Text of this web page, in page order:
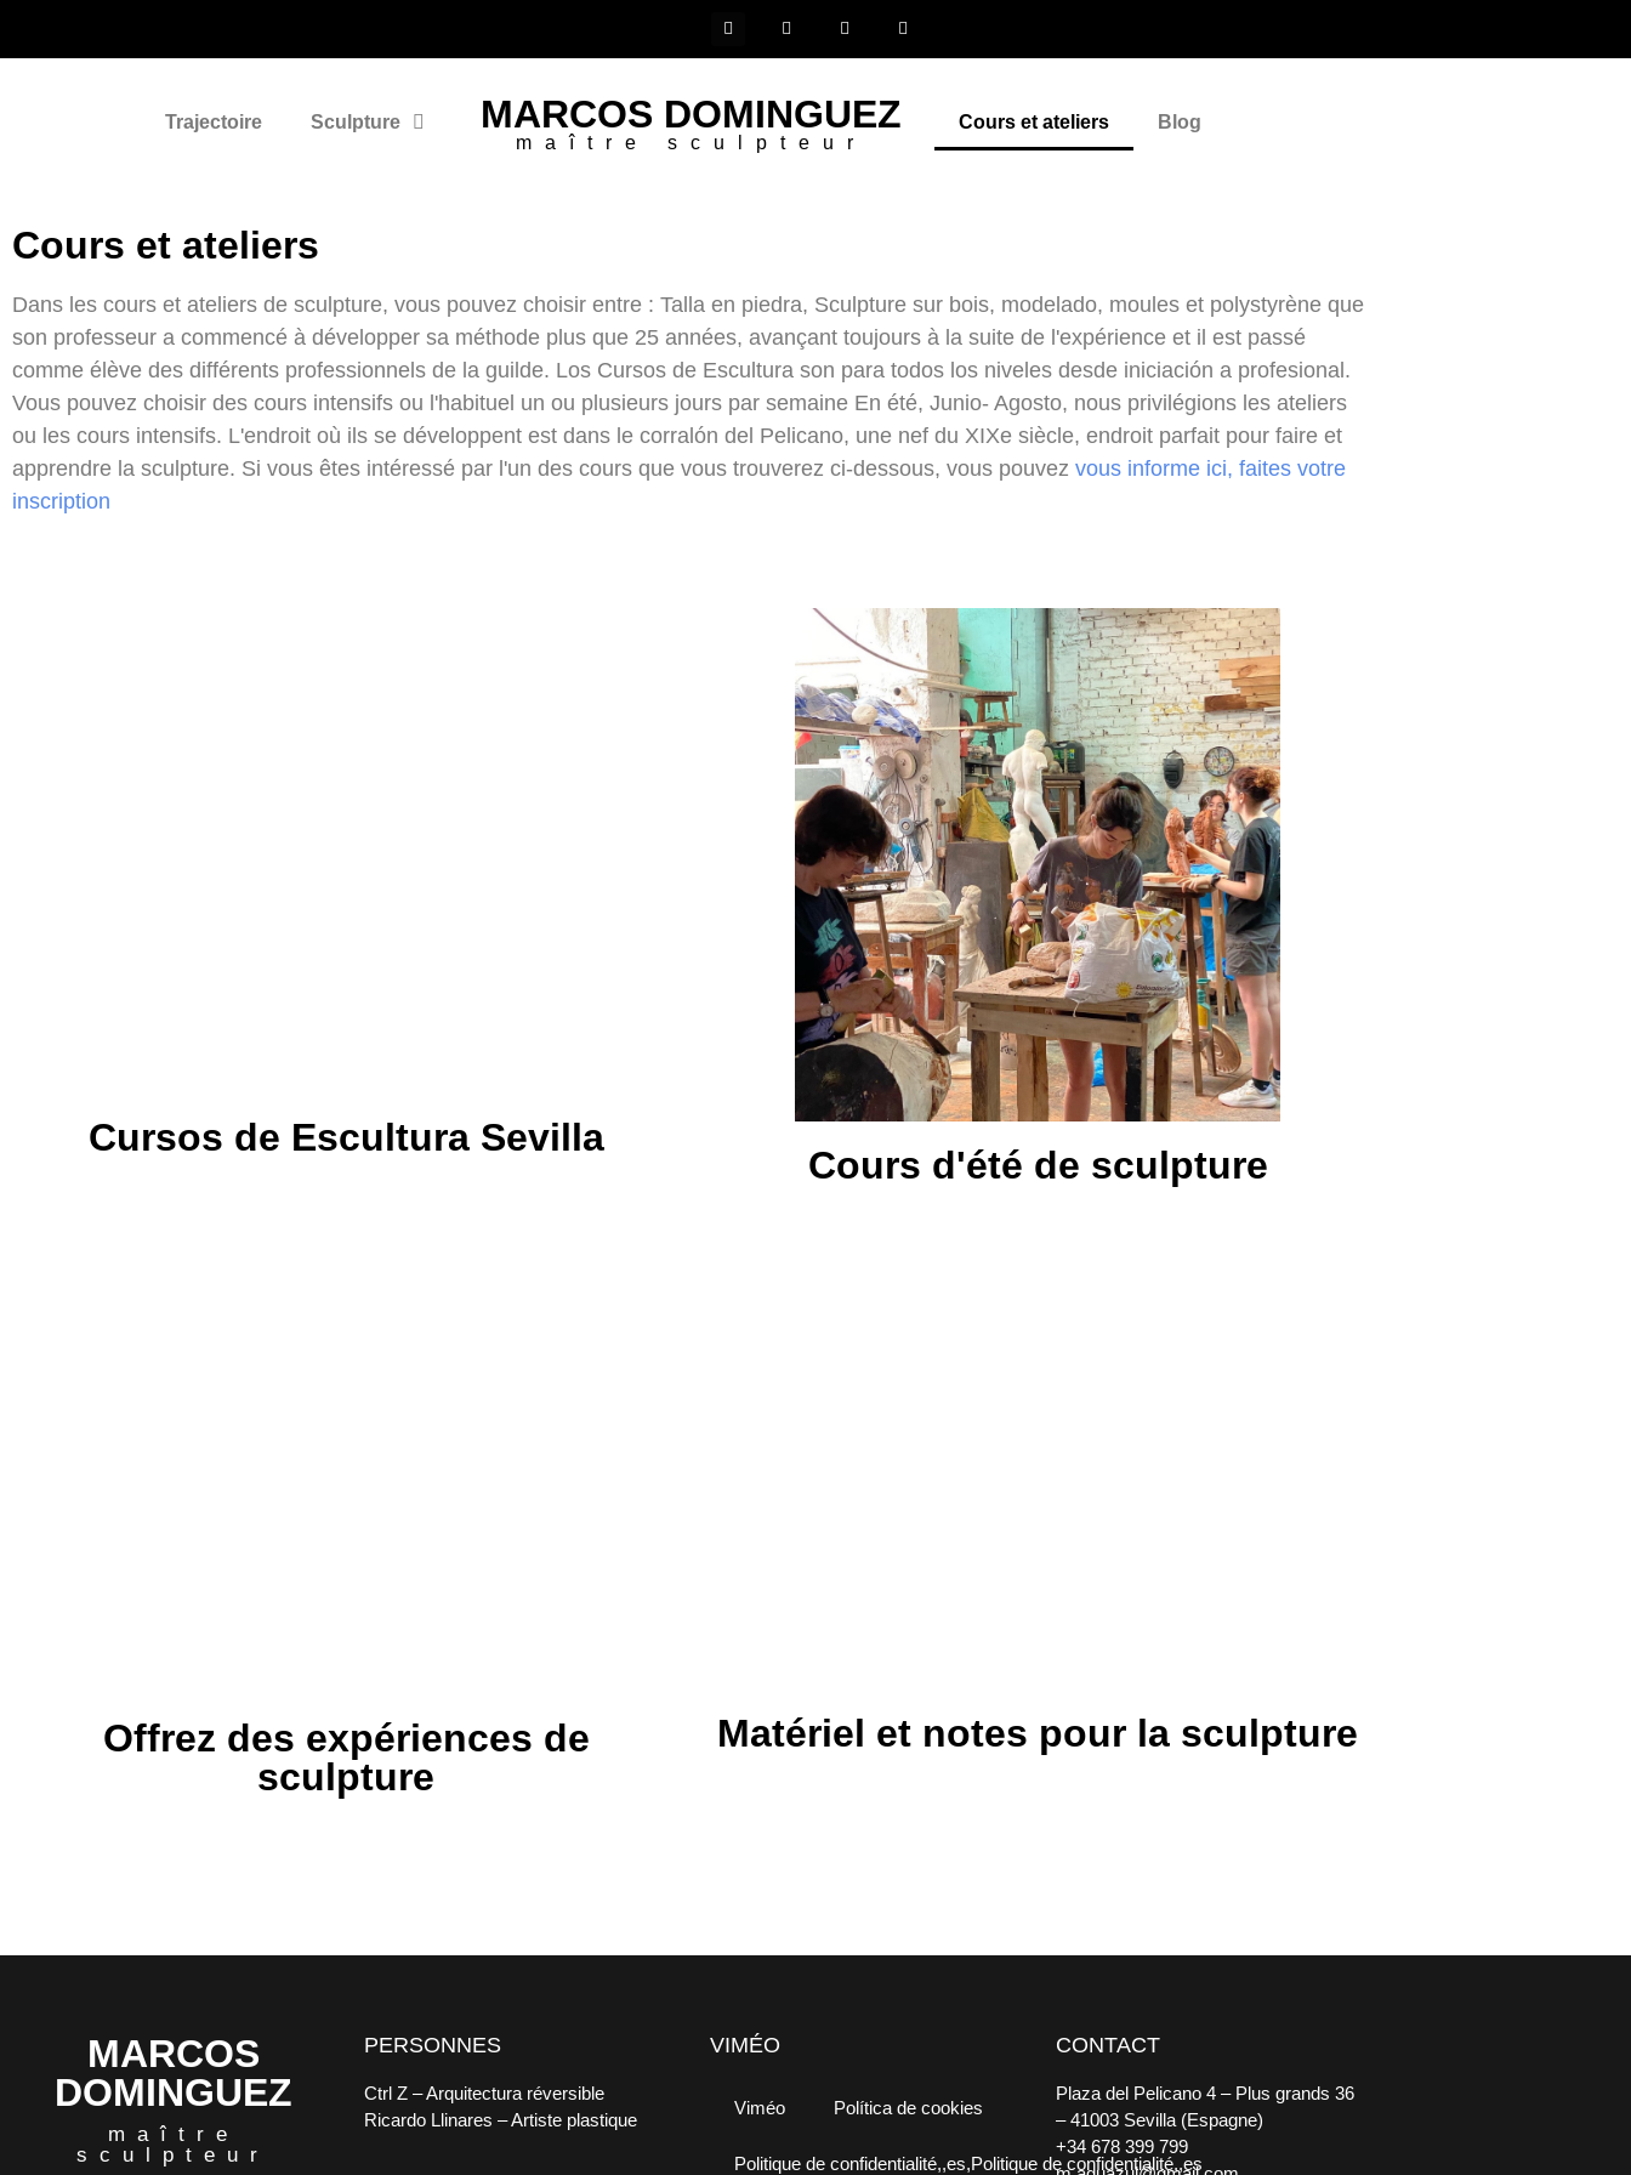
Trajectoire Sculpture MARCOS DOMINGUEZ
maître sculpteur
Cours et ateliers Blog
Cours et ateliers
Dans les cours et ateliers de sculpture, vous pouvez choisir entre : Talla en piedra, Sculpture sur bois, modelado, moules et polystyrène que
son professeur a commencé à développer sa méthode plus que 25 années, avançant toujours à la suite de l'expérience et il est passé
comme élève des différents professionnels de la guilde. Los Cursos de Escultura son para todos los niveles desde iniciación a profesional.
Vous pouvez choisir des cours intensifs ou l'habituel un ou plusieurs jours par semaine En été, Junio- Agosto, nous privilégions les ateliers
ou les cours intensifs. L'endroit où ils se développent est dans le corralón del Pelicano, une nef du XIXe siècle, endroit parfait pour faire et
apprendre la sculpture. Si vous êtes intéressé par l'un des cours que vous trouverez ci-dessous, vous pouvez vous informe ici, faites votre
inscription
Cursos de Escultura Sevilla
Cours d'été de sculpture
Offrez des expériences de
sculpture
Matériel et notes pour la sculpture
MARCOS
DOMINGUEZ
maître
sculpteur
PERSONNES
Ctrl Z – Arquitectura réversible
Ricardo Llinares – Artiste plastique
VIMÉO
Viméo Política de cookies
Politique de confidentialité,,es,Politique de confidentialité,,es
CONTACT
Plaza del Pelicano 4 – Plus grands 36
– 41003 Sevilla (Espagne)
+34 678 399 799